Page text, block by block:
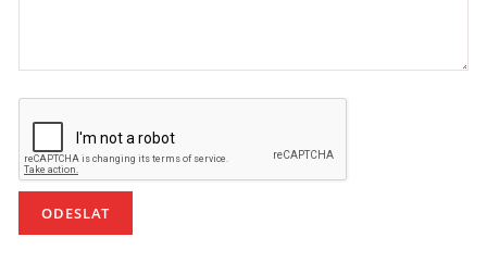
PÍSNĚ K TÉMATU LÉTO
BÁSNĚ K TÉMATU LÉTO
POHYBOVÉ AKTIVITY NA TÉMA LÉTO